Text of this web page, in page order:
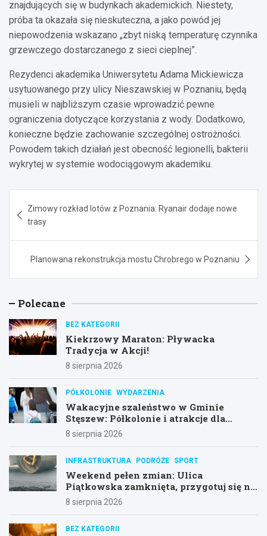
znajdujących się w budynkach akademickich. Niestety,
próba ta okazała się nieskuteczna, a jako powód jej
niepowodzenia wskazano „zbyt niską temperaturę czynnika
grzewczego dostarczanego z sieci cieplnej”.
Rezydenci akademika Uniwersytetu Adama Mickiewicza
usytuowanego przy ulicy Nieszawskiej w Poznaniu, będą
musieli w najbliższym czasie wprowadzić pewne
ograniczenia dotyczące korzystania z wody. Dodatkowo,
konieczne będzie zachowanie szczególnej ostrożności.
Powodem takich działań jest obecność legionelli, bakterii
wykrytej w systemie wodociągowym akademiku.
wpisu
Zimowy rozkład lotów z Poznania: Ryanair dodaje nowe
trasy
Planowana rekonstrukcja mostu Chrobrego w Poznaniu
Polecane
BEZ KATEGORII
Kiekrzowy Maraton: Pływacka
Tradycja w Akcji!
8 sierpnia 2026
PÓŁKOLONIE WYDARZENIA
Wakacyjne szaleństwo w Gminie
Stęszew: Półkolonie i atrakcje dla
dzieci!
8 sierpnia 2026
INFRASTRUKTURA PODRÓŻE SPORT
Weekend pełen zmian: Ulica
Piątkowska zamknięta, przygotuj się na
objazdy!
8 sierpnia 2026
BEZ KATEGORII